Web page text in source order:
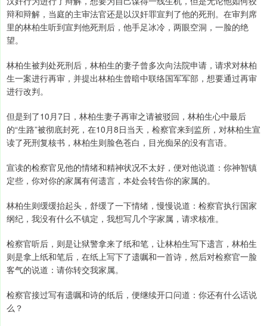
辩和辩解，当庭的主审法官还是以汉奸罪宣判了他的死刑。在审判席
里的林柏生听到宣判他死刑后，他手足冰冷，两眼空洞，一脸的绝
望。
林柏生被判处死刑后，林柏生的妻子曾多次向法院申请，请求对林柏
生一案进行再审，并提出林柏生曾暗中联络国军军部，想要通过再审
进行改判。
但是到了10月7日，林柏生妻子再审之请被驳回，林柏生心中最后
的“生路”被彻底封死，在10月8日当天，检察官来到监所，对林柏生宣
读了死刑复核书，林柏生则脸色苍白，目光痴呆的没有言语。
宣读的检察官见他的情绪和精神状况不太好，便对他说道：你神智镇
定些，你对你的家属有何遗言，本处会转告你的家属的。
林柏生则缓缓抬起头，舒缓了一下情绪，慢慢说道：检察官执行国家
纲纪，我没有什么不镇定，我想写几个字家属，请求核准。
检察官听后，则是让狱警拿来了纸和笔，让林柏生写下遗言，林柏生
则是拿上纸和笔后，在纸上写下了遗嘱和一首诗，然后对检察官一脸
客气的说道：请你转交我家属。
检察官接过写有遗嘱和诗的纸后，便继续开口问道：你还有什么话说
么？